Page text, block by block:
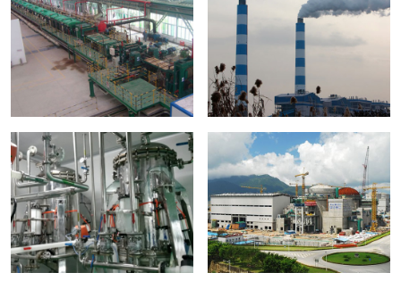
酸洗行业 脱硫行业
制药行业 核电行业